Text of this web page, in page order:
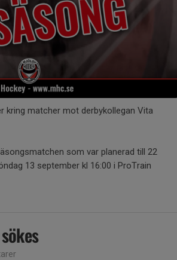
kring matcher mot derbykollegan Vita
som var planerad till 22
13 september kl 16:00 i ProTrain